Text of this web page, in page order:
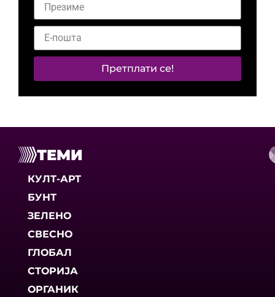
Претплати се!
ТЕМИ
КУЛТ-АРТ
БУНТ
ЗЕЛЕНО
СВЕСНО
ГЛОБАЛ
СТОРИЈА
ОРГАНИК